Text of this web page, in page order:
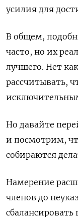
усилия для
В общем,
часто, но их
лучшего. Нет
рассчитывать,
Но давайте
и посмотрим,
собираются
Намерение
членов до
сбалансировать